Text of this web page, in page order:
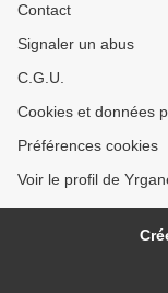
Contact
Signaler un abus
C.G.U.
Cookies et données
Préférences cookies
Voir le profil de